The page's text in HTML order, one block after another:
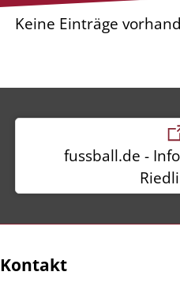
Keine Einträge
fussball.de -
Kontakt